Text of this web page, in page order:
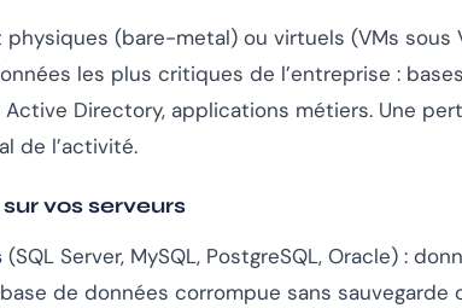
physiques (bare-metal) ou virtuels (VMs sous
les plus critiques de l’entreprise :
Directory, applications métiers. Une
de l’activité.
vos serveurs
(SQL Server, MySQL, PostgreSQL, Oracle) :
de données corrompue sans